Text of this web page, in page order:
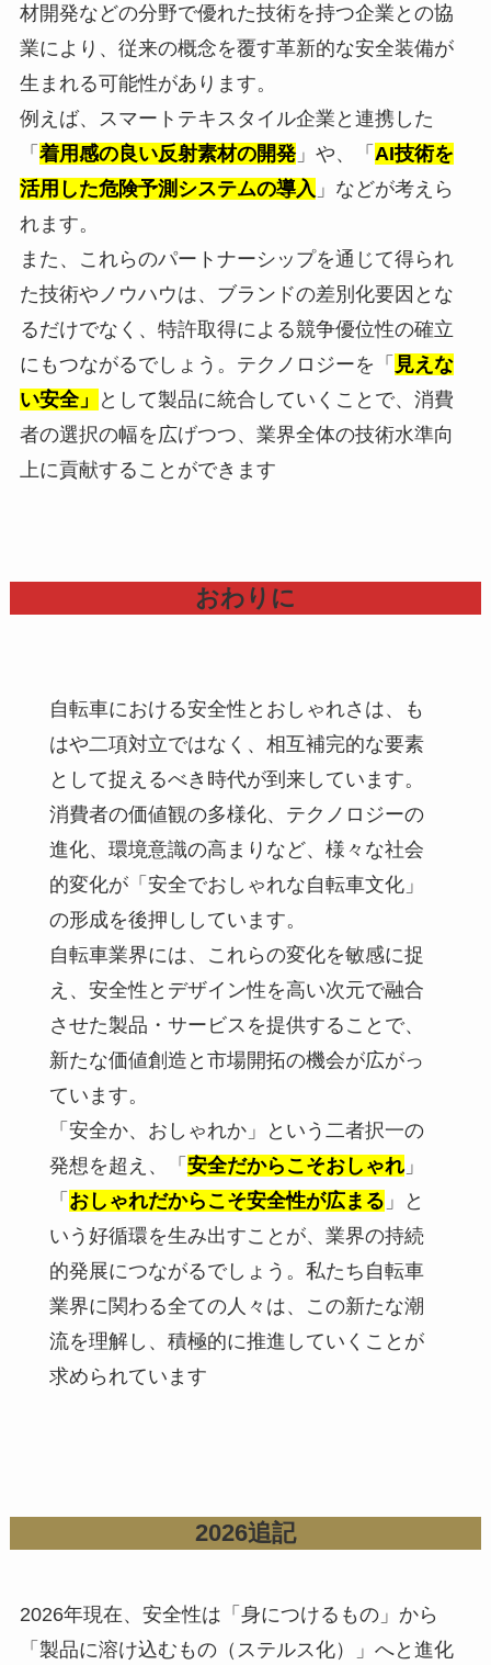
材開発などの分野で優れた技術を持つ企業との協
業により、従来の概念を覆す革新的な安全装備が
生まれる可能性があります。
例えば、スマートテキスタイル企業と連携した
「 着用感の良い反射素材の開発」や、「 AI技術を
活用した危険予測システムの導入 」などが考えら
れます。
また、これらのパートナーシップを通じて得られ
た技術やノウハウは、ブランドの差別化要因とな
るだけでなく、特許取得による競争優位性の確立
にもつながるでしょう。テクノロジーを「 見えな
い安全」
として製品に統合していくことで、消費
者の選択の幅を広げつつ、業界全体の技術水準向
上に貢献することができます
おわりに
自転車における安全性とおしゃれさは、も
はや二項対立ではなく、相互補完的な要素
として捉えるべき時代が到来しています。
消費者の価値観の多様化、テクノロジーの
進化、環境意識の高まりなど、様々な社会
的変化が「安全でおしゃれな自転車文化」
の形成を後押ししています。
自転車業界には、これらの変化を敏感に捉
え、安全性とデザイン性を高い次元で融合
させた製品・サービスを提供することで、
新たな価値創造と市場開拓の機会が広がっ
ています。
「安全か、おしゃれか」という二者択一の
発想を超え、「 安全だからこそおしゃれ」
「 おしゃれだからこそ安全性が広まる 」と
いう好循環を生み出すことが、業界の持続
的発展につながるでしょう。私たち自転車
業界に関わる全ての人々は、この新たな潮
流を理解し、積極的に推進していくことが
求められています
2026追記
2026年現在、安全性は「身につけるもの」から
「製品に溶け込むもの（ステルス化）」へと進化